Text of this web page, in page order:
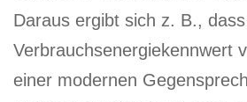
Daraus ergibt sich z. B.,
Verbrauchsenergiekennwert
einer modernen